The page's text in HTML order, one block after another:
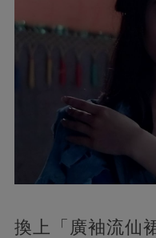
換上「廣袖流仙